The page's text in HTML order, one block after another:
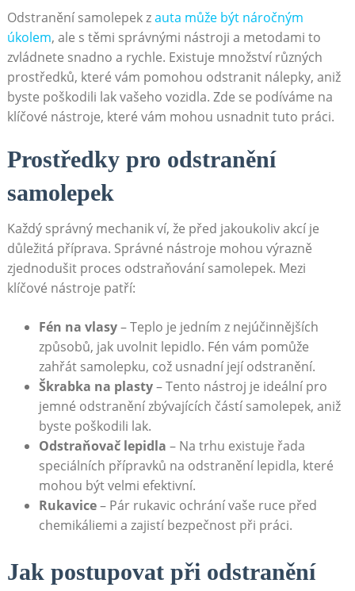
Odstranění​ samolepek zauta ‌může ​být náročným
úkolem, ale s těmi ⁣správnými nástroji a metodami to
zvládnete snadno a rychle. Existuje množství⁢ různých
prostředků,‍ které vám pomohou odstranit nálepky, ‍aniž
byste poškodili lak⁢ vašeho vozidla. Zde ⁤se podíváme ‌na
klíčové nástroje, které vám mohou usnadnit tuto‌ práci.
Prostředky pro odstranění
samolepek
Každý správný⁤ mechanik⁣ ví, že⁤ před jakoukoliv‌ akcí je ​
důležitá ‌příprava. Správné‍ nástroje⁢ mohou výrazně
zjednodušit proces odstraňování samolepek. Mezi
⁣klíčové nástroje⁣ patří:
Fén na⁤ vlasy– Teplo je jedním z nejúčinnějších‌
způsobů, jak‍ uvolnit lepidlo. Fén vám pomůže
zahřát ⁢samolepku, což usnadní ⁣její odstranění.
Škrabka na plasty⁢–‌ Tento nástroj je ideální ⁢pro
jemné odstranění ⁢zbývajících ‌částí⁤ samolepek, aniž
byste poškodili lak.
Odstraňovač lepidla – Na trhu existuje řada
speciálních přípravků na odstranění⁤ lepidla, které
mohou být velmi‌ efektivní.
Rukavice– ‌Pár rukavic‌ ochrání ⁢vaše ruce před
chemikáliemi a ‍zajistí bezpečnost při práci.
Jak ⁣postupovat při odstranění